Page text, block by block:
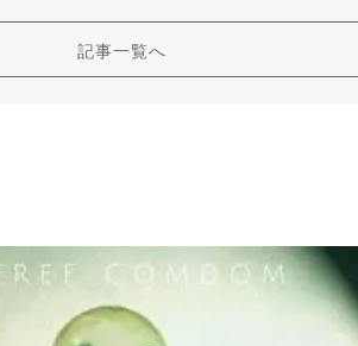
記事一覧へ